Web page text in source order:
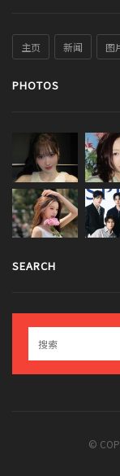
主页 新闻 图
PHOTOS
SEARCH
©